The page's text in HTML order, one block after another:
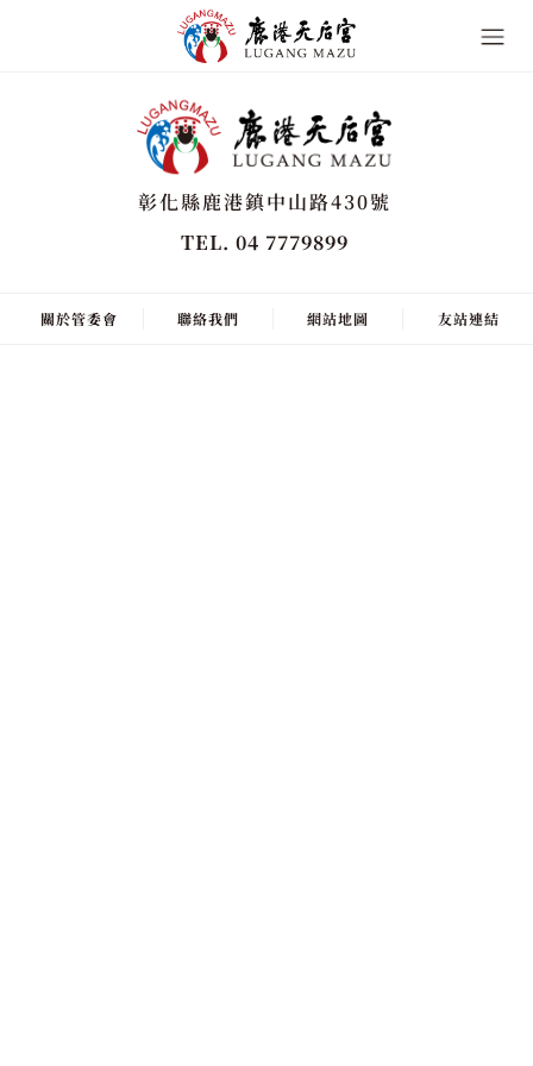
彰化縣鹿港鎮中山路430號
TEL. 04 7779899
關於管委會 聯絡我們 網站地圖 友站連結